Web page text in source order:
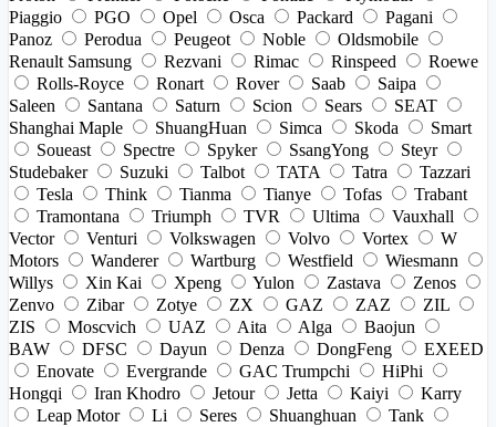
Piaggio
PGO Opel Osca Packard
Pagani
Panoz
Perodua Peugeot Noble
Oldsmobile
Renault Samsung
Rezvani Rimac Rinspeed
Roewe
Rolls-Royce
Ronart Rover Saab
Saipa
Saleen
Santana Saturn Scion Sears
SEAT
Shanghai Maple
ShuangHuan Simca Skoda
Smart
Soueast
Spectre Spyker SsangYong
Steyr
Studebaker
Suzuki Talbot TATA Tatra
Tazzari
Tesla
Think Tianma Tianye Tofas
Trabant
Tramontana
Triumph TVR Ultima
Vauxhall
Vector
Venturi Volkswagen Volvo Vortex
W
Motors
Wanderer Wartburg Westfield
Wiesmann
Willys
Xin Kai Xpeng Yulon Zastava
Zenos
Zenvo
Zibar Zotye ZX GAZ ZAZ
ZIL
ZIS
Moscvich UAZ Aita Alga
Baojun
BAW
DFSC Dayun Denza DongFeng
EXEED
Enovate
Evergrande GAC Trumpchi
HiPhi
Hongqi
Iran Khodro Jetour Jetta Kaiyi
Karry
Leap Motor
Li Seres Shuanghuan
Tank